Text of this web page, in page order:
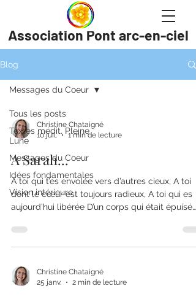
Association Pont arc-en-ciel
Blog
Tous les posts
Textes médit. Pleine
Lune
Messages du Coeur
Idées fondamentales
Vision intérieure
Messages du Coeur
Christine Chataigné
10 juil.
1 min de lecture
A Sarah...
A toi qui t’es envolée vers d’autres cieux, A toi
dont le cœur est toujours radieux, A toi qui es
aujourd’hui libérée D’un corps qui était épuisé… A
chaleureusement Tant d’Amour, de temps et
d’attention, Avec un cœur plein de
spiritualité, Pour que sur Terre règne le Bien,
Pour que s’unissent tous les humains… A toi qui
Christine Chataigné
25 janv.
2 min de lecture